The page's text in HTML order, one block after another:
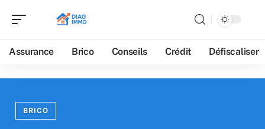
Assurance Brico Conseils Crédit Défiscaliser
BRICO